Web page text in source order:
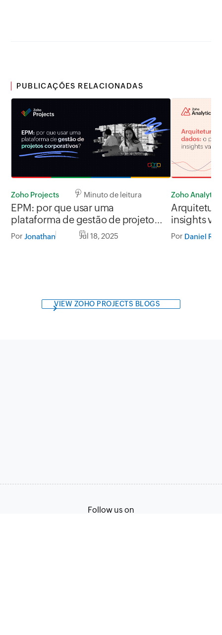
PUBLICAÇÕES RELACIONADAS
Zoho Projects 7 Minuto de leitura
EPM: por que usar uma
plataforma de gestão de projetos
corporativos?
Por Jonathan Jul 18, 2025
Zoho Analytics
insights
Por Daniel
VIEW ZOHO PROJECTS BLOGS
Follow us on